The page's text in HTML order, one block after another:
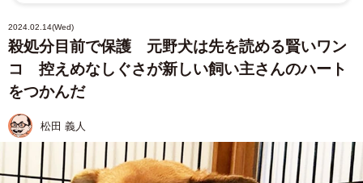
2024.02.14(Wed)
殺処分目前で保護 元野犬は先を読める賢いワン
コ 控えめなしぐさが新しい飼い主さんのハート
をつかんだ
松田 義人